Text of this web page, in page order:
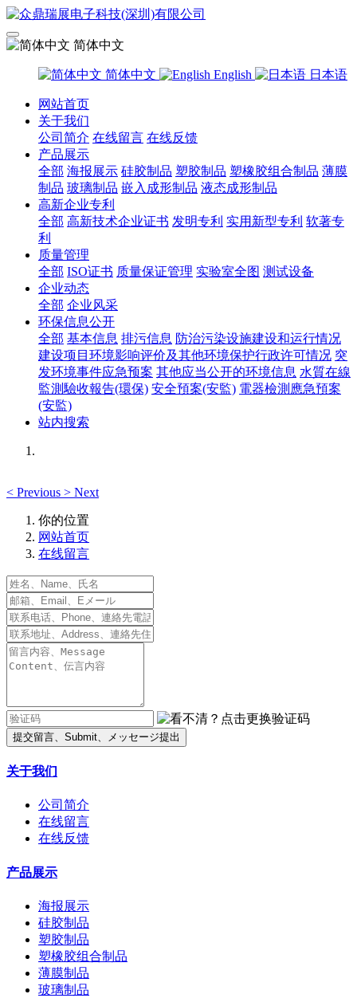
简体中文
简体中文 English 日本语
网站首页
关于我们
公司简介 在线留言 在线反馈
产品展示
全部 海报展示 硅胶制品 塑胶制品 塑橡胶组合制品 薄膜
制品 玻璃制品 嵌入成形制品 液态成形制品
高新企业专利
全部 高新技术企业证书 发明专利 实用新型专利 软著专
利
质量管理
全部 ISO证书 质量保证管理 实验室全图 测试设备
企业动态
全部 企业风采
环保信息公开
全部 基本信息 排污信息 防治污染设施建设和运行情况
建设项目环境影响评价及其他环境保护行政许可情况 突
发环境事件应急预案 其他应当公开的环境信息 水質在線
監測驗收報告(環保) 安全預案(安監) 電器檢測應急預案
(安監)
站内搜索
< Previous > Next
你的位置
网站首页
在线留言
提交留言、Submit、メッセージ提出
关于我们
公司简介
在线留言
在线反馈
产品展示
海报展示
硅胶制品
塑胶制品
塑橡胶组合制品
薄膜制品
玻璃制品